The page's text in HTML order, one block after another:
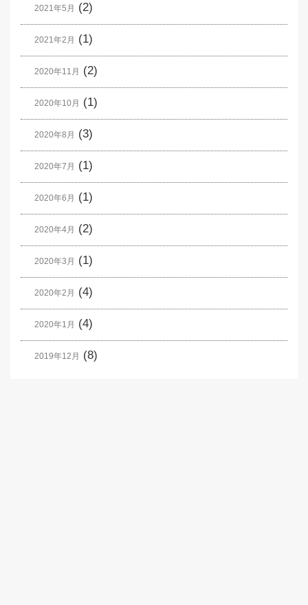
2021年5月 (2)
2021年2月 (1)
2020年11月 (2)
2020年10月 (1)
2020年8月 (3)
2020年7月 (1)
2020年6月 (1)
2020年4月 (2)
2020年3月 (1)
2020年2月 (4)
2020年1月 (4)
2019年12月 (8)